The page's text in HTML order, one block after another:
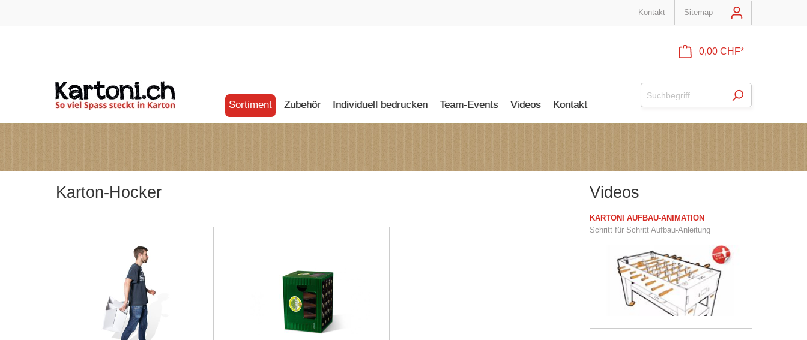
Kontakt Sitemap
0,00 CHF*
Sortiment Zubehör Individuell bedrucken Team-Events Videos Kontakt
KAMPINI
KARTON-HOCKER
Videos
KARTONI AUFBAU-ANIMATION
Schritt für Schritt Aufbau-Anleitung
Karton-Hocker